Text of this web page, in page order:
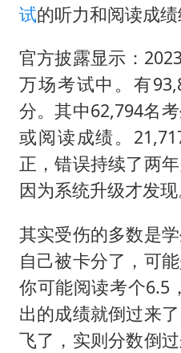
试的听力和阅读成绩
官方披露显示：
万场考试中。有
分。其中62,794名
或阅读成绩。
正，错误持续了两
因为系统升级才发现
其实受伤的多数是
自己被卡分了，可
你可能阅读考个6.5
出的成绩就倒过来
飞了，实则分数倒